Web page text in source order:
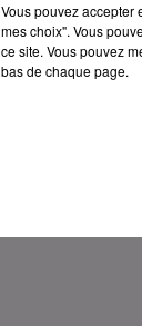
Vous pouvez accepter
mes choix". Vous
ce site. Vous pouvez
bas de chaque page.